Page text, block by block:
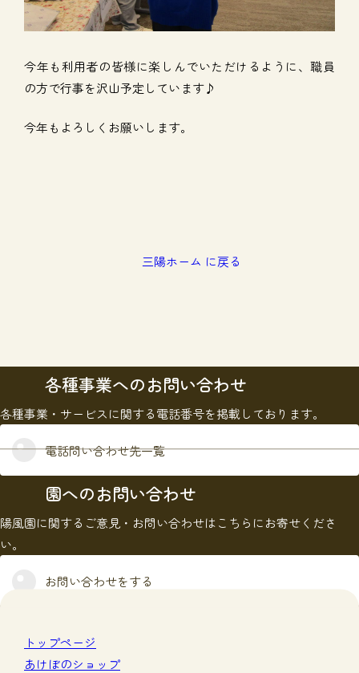
今年も利用者の皆様に楽しんでいただけるように、職員
の方で行事を沢山予定しています♪
今年もよろしくお願いします。
三陽ホーム に戻る
各種事業へのお問い合わせ
各種事業・サービスに関する電話番号を掲載しております。
電話問い合わせ先一覧
園へのお問い合わせ
陽風園に関するご意見・お問い合わせはこちらにお寄せくださ
い。
お問い合わせをする
トップページ
あけぼのショップ